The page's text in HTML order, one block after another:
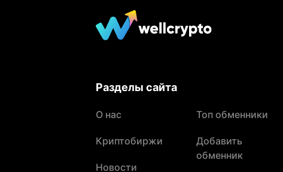
Разделы сайта
О нас
Криптобиржи
Новости
Топ обменники
Добавить
обменник